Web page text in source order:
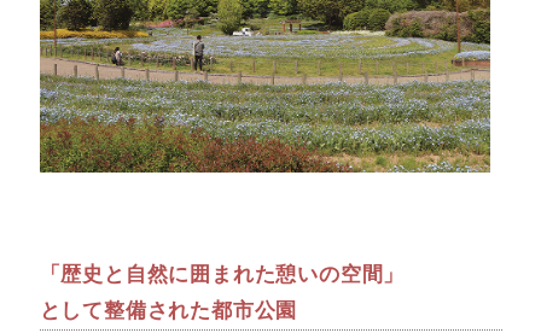
「歴史と自然に囲まれた憩いの空間」
として整備された都市公園